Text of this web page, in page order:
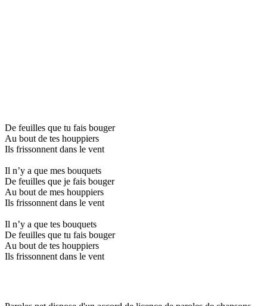
De feuilles que tu fais bouger
Au bout de tes houppiers
Ils frissonnent dans le vent
Il n’y a que mes bouquets
De feuilles que je fais bouger
Au bout de mes houppiers
Ils frissonnent dans le vent
Il n’y a que tes bouquets
De feuilles que tu fais bouger
Au bout de tes houppiers
Ils frissonnent dans le vent